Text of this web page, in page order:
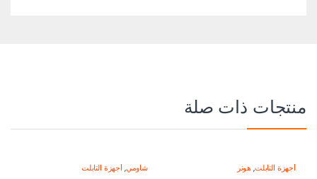
منتجات ذات صلة
أجهزة التابلت, هونر شاومي,أجهزة التابلت